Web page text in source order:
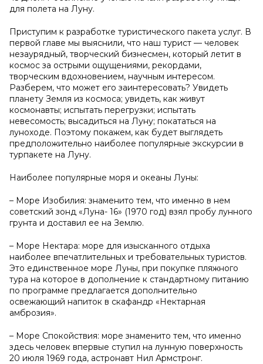
для полета на Луну.
Приступим к разработке туристического пакета услуг. В
первой главе мы выяснили, что наш турист — человек
незаурядный, творческий бизнесмен, который летит в
космос за острыми ощущениями, рекордами,
творческим вдохновением, научным интересом.
Разберем, что может его заинтересовать? Увидеть
планету Земля из космоса; увидеть, как живут
космонавты; испытать перегрузки; испытать
невесомость; высадиться на Луну; покататься на
луноходе. Поэтому покажем, как будет выглядеть
предположительно наиболее популярные экскурсии в
турпакете на Луну.
Наиболее популярные моря и океаны Луны:
– Море Изобилия: знаменито тем, что именно в нем
советский зонд «Луна- 16» (1970 год) взял пробу лунного
грунта и доставил ее на Землю.
– Море Нектара: море для изысканного отдыха
наиболее впечатлительных и требовательных туристов.
Это единственное море Луны, при покупке пляжного
тура на которое в дополнение к стандартному питанию
по программе предлагается дополнительно
освежающий напиток в скафандр «Нектарная
амброзия».
– Море Спокойствия: море знаменито тем, что именно
здесь человек впервые ступил на лунную поверхность
20 июля 1969 года, астронавт Нил Армстронг.